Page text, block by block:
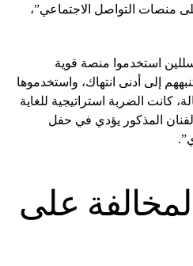
منصات التواصل الاجتماعي”،
استخدموا منصة قوية
إلى أدنى انتهاك، واستخدموها
كانت الضربة استراتيجية للغاية
المذكور يؤدي في حفل
على